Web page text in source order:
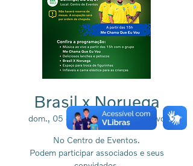
Brasil x Noruega
dom., 05 de jul.
  |
Associação Volvo
No Centro de Eventos.
Podem participar associados e seus